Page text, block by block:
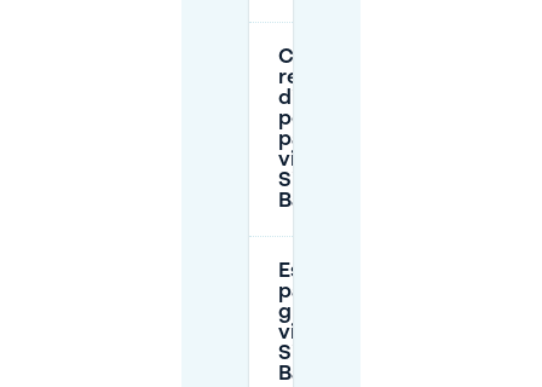
Ci sono
restrizioni
di orario
per il
parcheggio
vicino a
Sint-
Baafsplein?
Esiste
parcheggio
gratuito
vicino a
Sint-
Baafsplein?